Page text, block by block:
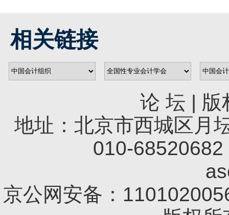
相关链接
论 坛 | 版
地址：北京市西城区月
010-
京公网安备：